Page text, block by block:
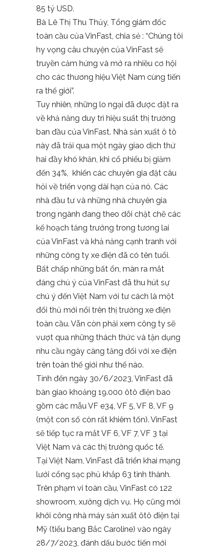
85 tỷ USD.
Bà Lê Thị Thu Thủy, Tổng giám đốc
toàn cầu của VinFast, chia sẻ : “Chúng tôi
hy vọng câu chuyện của VinFast sẽ
truyền cảm hứng và mở ra nhiều cơ hội
cho các thương hiệu Việt Nam cùng tiến
ra thế giới”.
Tuy nhiên, những lo ngại đã được đặt ra
về khả năng duy trì hiệu suất thị trường
ban đầu của VinFast. Nhà sản xuất ô tô
này đã trải qua một ngày giao dịch thứ
hai đầy khó khăn, khi cổ phiếu bị giảm
đến 34%, khiến các chuyên gia đặt câu
hỏi về triển vọng dài hạn của nó. Các
nhà đầu tư và những nhà chuyên gia
trong ngành đang theo dõi chặt chẽ các
kế hoạch tăng trưởng trong tương lai
của VinFast và khả năng cạnh tranh với
những công ty xe điện đã có tên tuổi.
Bất chấp những bất ổn, màn ra mắt
đáng chú ý của VinFast đã thu hút sự
chú ý đến Việt Nam với tư cách là một
đối thủ mới nổi trên thị trường xe điện
toàn cầu. Vẫn còn phải xem công ty sẽ
vượt qua những thách thức và tận dụng
nhu cầu ngày càng tăng đối với xe điện
trên toàn thế giới như thế nào.
Tính đến ngày 30/6/2023, VinFast đã
bàn giao khoảng 19.000 ôtô điện bao
gồm các mẫu VF e34, VF 5, VF 8, VF 9
(một con số còn rất khiêm tốn). VinFast
sẽ tiếp tục ra mắt VF 6, VF 7, VF 3 tại
Việt Nam và các thị trường quốc tế.
Tại Việt Nam, VinFast đã triển khai mạng
lưới cổng sạc phủ khắp 63 tỉnh thành.
Trên phạm vi toàn cầu, VinFast có 122
showroom, xưởng dịch vụ. Họ cũng mới
khởi công nhà máy sản xuất ôtô điện tại
Mỹ (tiểu bang Bắc Caroline) vào ngày
28/7/2023, đánh dấu bước tiến mới